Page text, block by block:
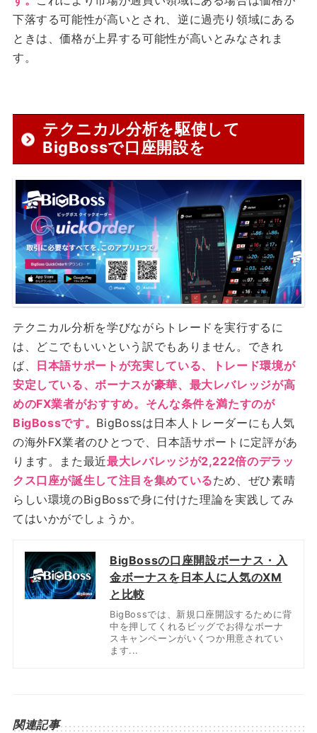
下落する可能性が高いとされ、逆に過売り領域にある
ときは、価格が上昇する可能性が高いとみなされま
す。
テクニカル分析を駆使して
BigBossで口座開設を
テクニカル分析を学びながらトレードを実行するに
は、どこでもいいという訳でもありません。できれ
ば、
日本語サポートが充実している、トレード環境が
安定している、ボーナスが豪華、最大レバレッジが高
めのFX業者がおすすめ。そんな条件を満たすのが
BigBossです。 BigBossは日本人トレーダーにも人気
の海外FX業者のひとつで、日本語サポートに定評があ
ります。また最近最大レバレッジが2,222倍のデラッ
クス口座が誕生して注目を集めているため、ぜひ素晴
らしい環境のBigBossで身に付けた理論を実践してみ
てはいかがでしょうか。
BigBossの口座開設ボーナス・入
金ボーナスを日本人に人気のXM
と比較
BigBossでは、新規口座開設するために背
中を押してくれるビッグでお得なボーナ
スキャンペーンがいくつか用意されてい
ます...
関連記事